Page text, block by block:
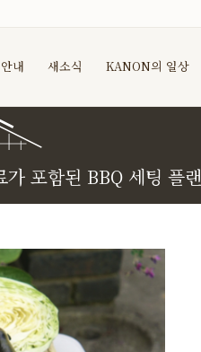
내 새소식 KANON의 일상
포함된 BBQ 세팅 플랜